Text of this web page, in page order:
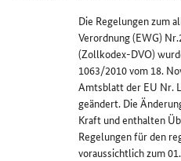
Die Regelungen zum
Verordnung (EWG)
(Zollkodex-DVO)
1063/2010 vom 18.
Amtsblatt der EU Nr.
geändert. Die
Kraft und enthalten
Regelungen für den
voraussichtlich zum